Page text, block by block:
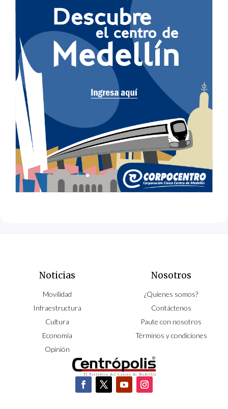
Noticias
Movilidad
Infraestructura
Cultura
Economía
Opinión
Nosotros
¿Quíenes somos?
Contáctenos
Paute con nosotros
Términos y condiciones